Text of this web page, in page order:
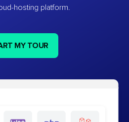
hosting platform.
MY TOUR